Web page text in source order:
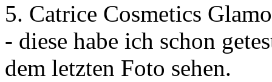
5. Catrice Cosmetics
- diese habe ich schon
dem letzten Foto sehen.